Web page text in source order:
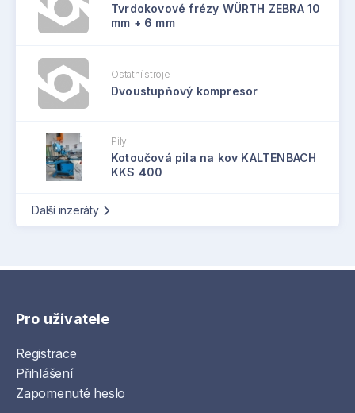
Tvrdokovové frézy WÜRTH ZEBRA 10
mm + 6 mm
Ostatní stroje
Dvoustupňový kompresor
Pily
Kotoučová pila na kov KALTENBACH
KKS 400
Další inzeráty
Pro uživatele
Registrace
Přihlášení
Zapomenuté heslo